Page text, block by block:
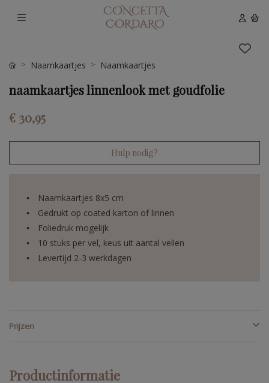
Naamkaartjes Naamkaartjes
naamkaartjes linnenlook met goudfolie
€ 30,95
Hulp nodig?
Naamkaartjes 8x5 cm
Gedrukt op coated karton of linnen
Foliedruk mogelijk
10 stuks per vel, keus uit aantal vellen
Levertijd 2-3 werkdagen
Prijzen
Productinformatie